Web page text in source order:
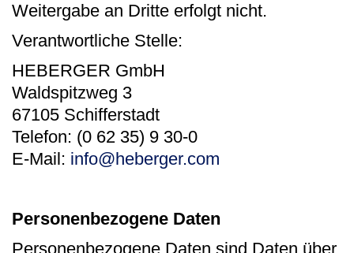
Weitergabe an Dritte erfolgt nicht.
Verantwortliche Stelle:
HEBERGER GmbH
Waldspitzweg 3
67105 Schifferstadt
Telefon: (0 62 35) 9 30-0
E-Mail: info@heberger.com
Personenbezogene Daten
Personenbezogene Daten sind Daten über